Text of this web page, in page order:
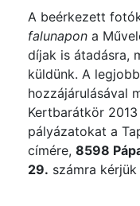
A beérkezett
falunapon a
díjak is átadásra,
küldünk. A
hozzájárulásával
Kertbarátkör
pályázatokat a
címére, 8598
29. számra